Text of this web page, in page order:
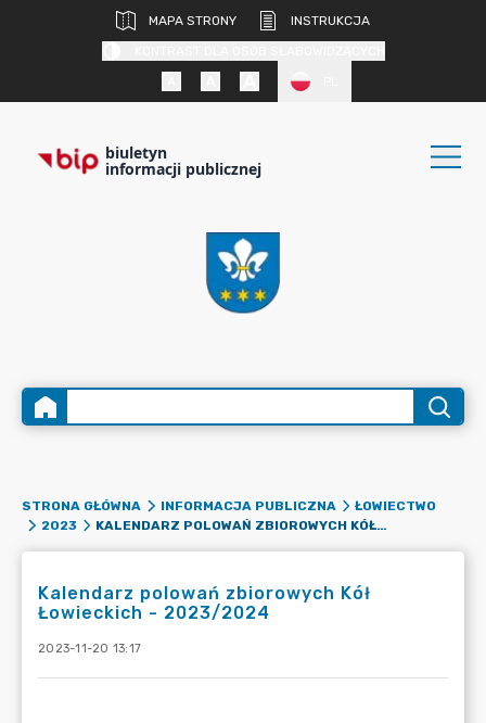
MAPA STRONY
INSTRUKCJA
biuletyn
informacji publicznej
STRONA GŁÓWNA INFORMACJA PUBLICZNA
ŁOWIECTWO
2023
KALENDARZ POLOWAŃ ZBIOROWYCH KÓŁ ŁOWIECKICH - 2023/2024
Kalendarz polowań zbiorowych Kół
Łowieckich - 2023/2024
2023-11-20 13:17